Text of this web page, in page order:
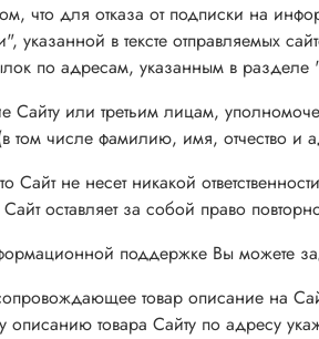
что для отказа от подписки на
указанной в тексте отправляемых
по адресам, указанным в разделе
Сайту или третьим лицам,
том числе фамилию, имя, отчество и
Сайт не несет никакой
оставляет за собой право
поддержке Вы можете
товар описание на
описанию товара Сайту по адресу